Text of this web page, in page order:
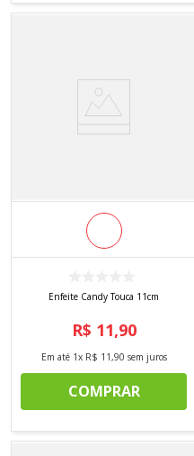
Enfeite Candy Touca 11cm
R$ 11,90
Em até 1x R$ 11,90 sem juros
COMPRAR